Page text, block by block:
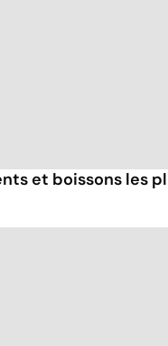
et boissons les